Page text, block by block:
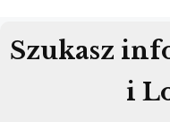
Szukasz
i